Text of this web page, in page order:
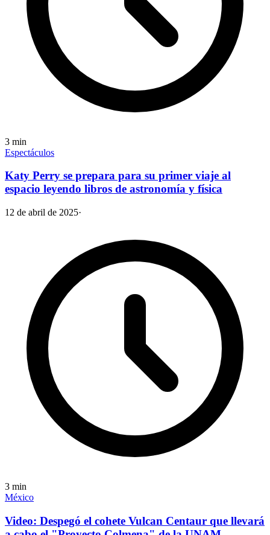
3 min
Espectáculos
Katy Perry se prepara para su primer viaje al
espacio leyendo libros de astronomía y física
12 de abril de 2025·
3 min
México
Video: Despegó el cohete Vulcan Centaur que llevará